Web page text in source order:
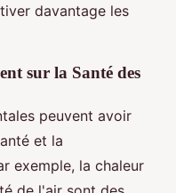
davantage les
sur la Santé des
peuvent avoir
et la
exemple, la chaleur